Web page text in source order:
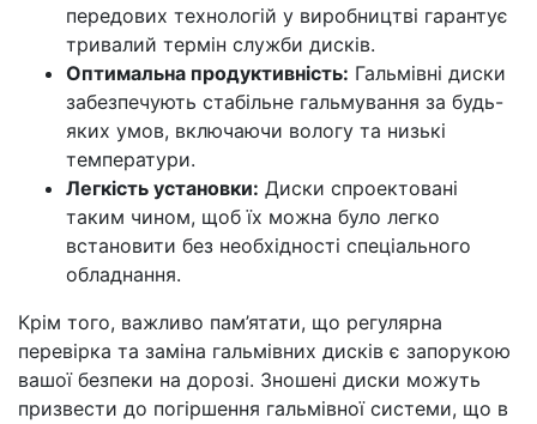
передових технологій у виробництві гарантує
тривалий термін служби дисків.
Оптимальна продуктивність: Гальмівні диски
забезпечують стабільне гальмування за будь-
яких умов, включаючи вологу та низькі
температури.
Легкість установки: Диски спроектовані
таким чином, щоб їх можна було легко
встановити без необхідності спеціального
обладнання.
Крім того, важливо пам’ятати, що регулярна
перевірка та заміна гальмівних дисків є запорукою
вашої безпеки на дорозі. Зношені диски можуть
призвести до погіршення гальмівної системи, що в